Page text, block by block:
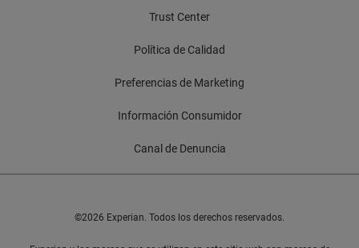
Trust Center
Política de Calidad
Preferencias de Marketing
Información Consumidor
Canal de Denuncia
©2026 Experian. Todos los derechos reservados.